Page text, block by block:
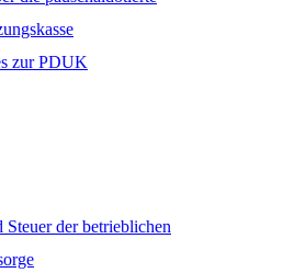
zur PDUK
Steuer der betrieblichen